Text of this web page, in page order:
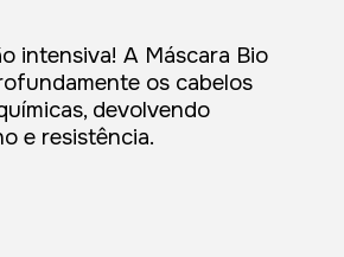
intensiva! A Máscara Bio
os cabelos
devolvendo
e resistência.